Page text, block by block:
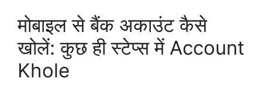
मोबाइल से बैंक अकाउंट कैसे
खोलें: कुछ ही स्टेप्स में Account
Khole